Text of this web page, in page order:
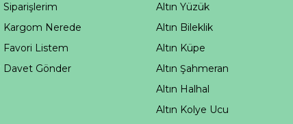
Siparişlerim
Kargom Nerede
Favori Listem
Davet Gönder
Altın Yüzük
Altın Bileklik
Altın Küpe
Altın Şahmeran
Altın Halhal
Altın Kolye Ucu